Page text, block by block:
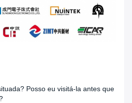
Posso eu visitá-la antes que